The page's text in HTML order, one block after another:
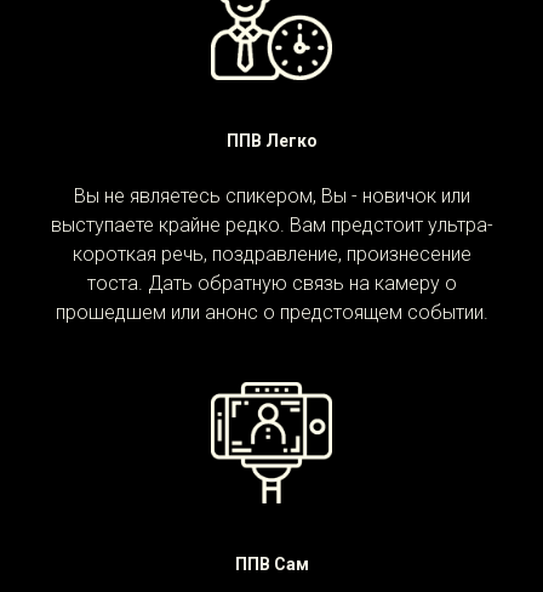
ППВ Легко
Вы не являетесь спикером, Вы - новичок или
выступаете крайне редко. Вам предстоит ультра-
короткая речь, поздравление, произнесение
тоста. Дать обратную связь на камеру о
прошедшем или анонс о предстоящем событии.
ППВ Сам